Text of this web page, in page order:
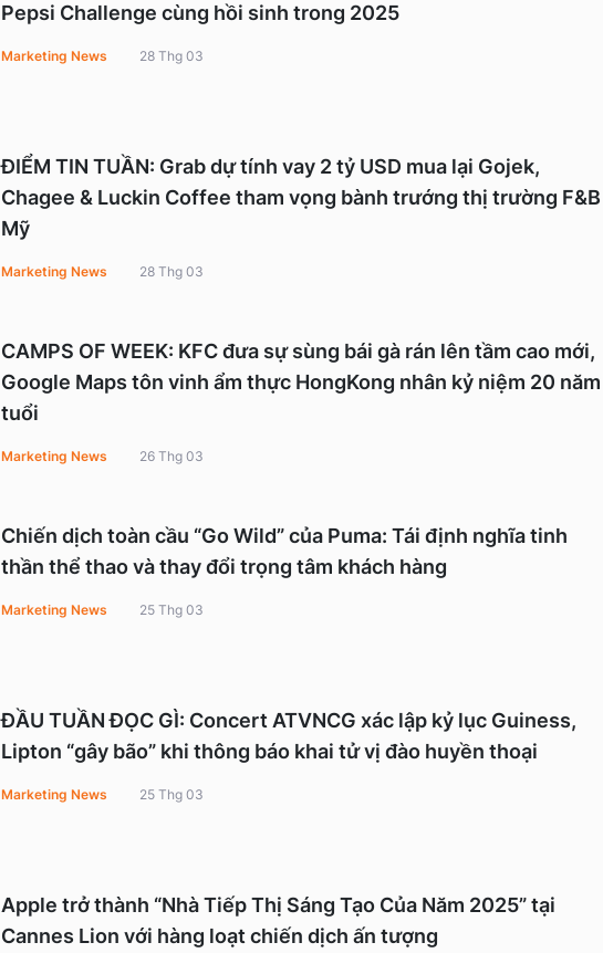
Pepsi Challenge cùng hồi sinh trong 2025
Marketing News 28 Thg 03
ĐIỂM TIN TUẦN: Grab dự tính vay 2 tỷ USD mua lại Gojek,
Chagee & Luckin Coffee tham vọng bành trướng thị trường F&B
Mỹ
Marketing News 28 Thg 03
CAMPS OF WEEK: KFC đưa sự sùng bái gà rán lên tầm cao mới,
Google Maps tôn vinh ẩm thực HongKong nhân kỷ niệm 20 năm
tuổi
Marketing News 26 Thg 03
Chiến dịch toàn cầu “Go Wild” của Puma: Tái định nghĩa tinh
thần thể thao và thay đổi trọng tâm khách hàng
Marketing News 25 Thg 03
ĐẦU TUẦN ĐỌC GÌ: Concert ATVNCG xác lập kỷ lục Guiness,
Lipton “gây bão” khi thông báo khai tử vị đào huyền thoại
Marketing News 25 Thg 03
Apple trở thành “Nhà Tiếp Thị Sáng Tạo Của Năm 2025” tại
Cannes Lion với hàng loạt chiến dịch ấn tượng